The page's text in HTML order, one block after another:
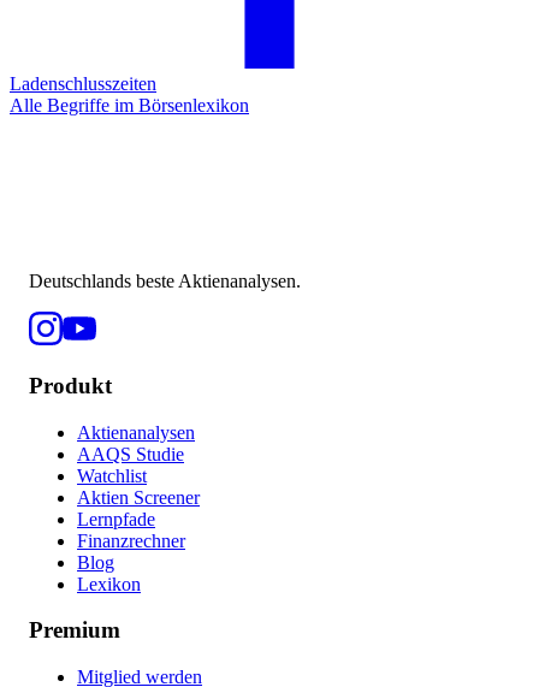
Ladenschlusszeiten
Alle Begriffe im Börsenlexikon
Deutschlands beste Aktienanalysen.
Produkt
Aktienanalysen
AAQS Studie
Watchlist
Aktien Screener
Lernpfade
Finanzrechner
Blog
Lexikon
Premium
Mitglied werden